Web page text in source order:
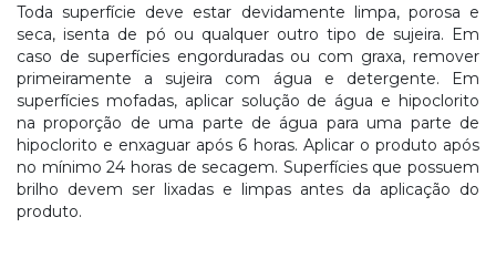
Toda superfície deve estar devidamente limpa, porosa e
seca, isenta de pó ou qualquer outro tipo de sujeira. Em
caso de superfícies engorduradas ou com graxa, remover
primeiramente a sujeira com água e detergente. Em
superfícies mofadas, aplicar solução de água e hipoclorito
na proporção de uma parte de água para uma parte de
hipoclorito e enxaguar após 6 horas. Aplicar o produto após
no mínimo 24 horas de secagem. Superfícies que possuem
brilho devem ser lixadas e limpas antes da aplicação do
produto.